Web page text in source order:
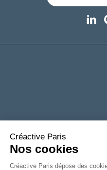
6 rue de
49124 Saint